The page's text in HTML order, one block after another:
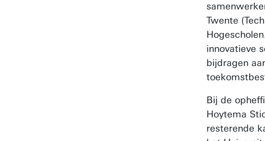
Twente
innovatieve
bijdragen
Bij de
Hoytema
resterende